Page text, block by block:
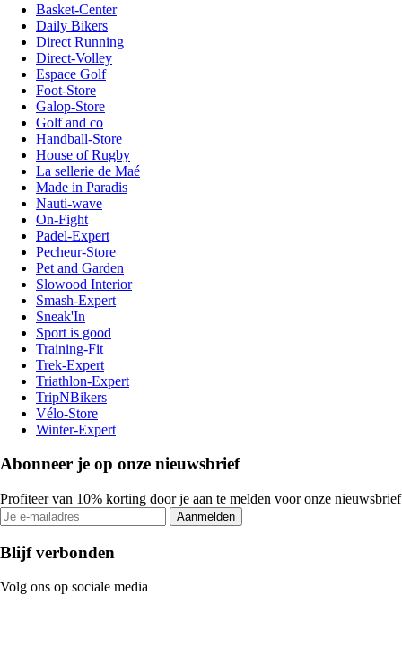
Basket-Center
Daily Bikers
Direct Running
Direct-Volley
Espace Golf
Foot-Store
Galop-Store
Golf and co
Handball-Store
House of Rugby
La sellerie de Maé
Made in Paradis
Nauti-wave
On-Fight
Padel-Expert
Pecheur-Store
Pet and Garden
Slowood Interior
Smash-Expert
Sneak'In
Sport is good
Training-Fit
Trek-Expert
Triathlon-Expert
TripNBikers
Vélo-Store
Winter-Expert
Abonneer je op onze nieuwsbrief
Profiteer van 10% korting door je aan te melden voor onze nieuwsbrief
Aanmelden
Blijf verbonden
Volg ons op sociale media